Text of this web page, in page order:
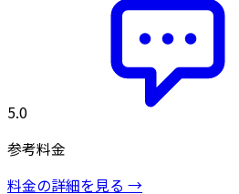
5.0
参考料金
料金の詳細を見る →